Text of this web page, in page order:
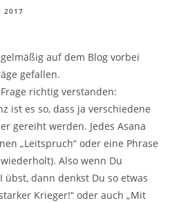
2017
auf dem Blog vorbei
gefallen.
richtig verstanden:
ist es so, dass ja verschiedene
gereiht werden. Jedes Asana
„Leitspruch“ oder eine Phrase
Also wenn Du
übst, dann denkst Du so etwas
Krieger!“ oder auch „Mit